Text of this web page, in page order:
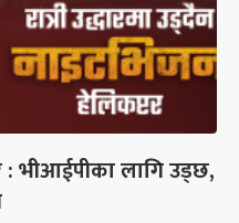
: भीआईपीका लागि उड्छ,